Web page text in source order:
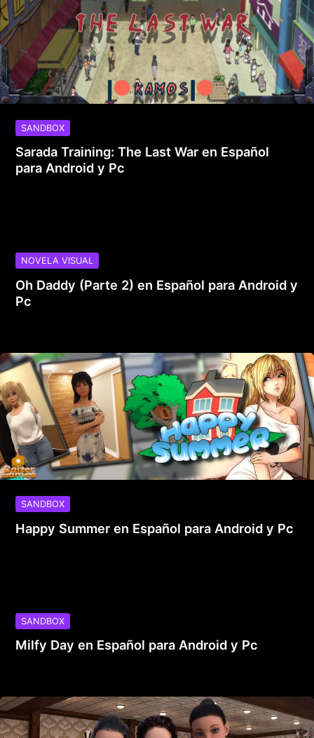
SANDBOX
Sarada Training: The Last War en Español
para Android y Pc
NOVELA VISUAL
Oh Daddy (Parte 2) en Español para Android y
Pc
SANDBOX
Happy Summer en Español para Android y Pc
SANDBOX
Milfy Day en Español para Android y Pc